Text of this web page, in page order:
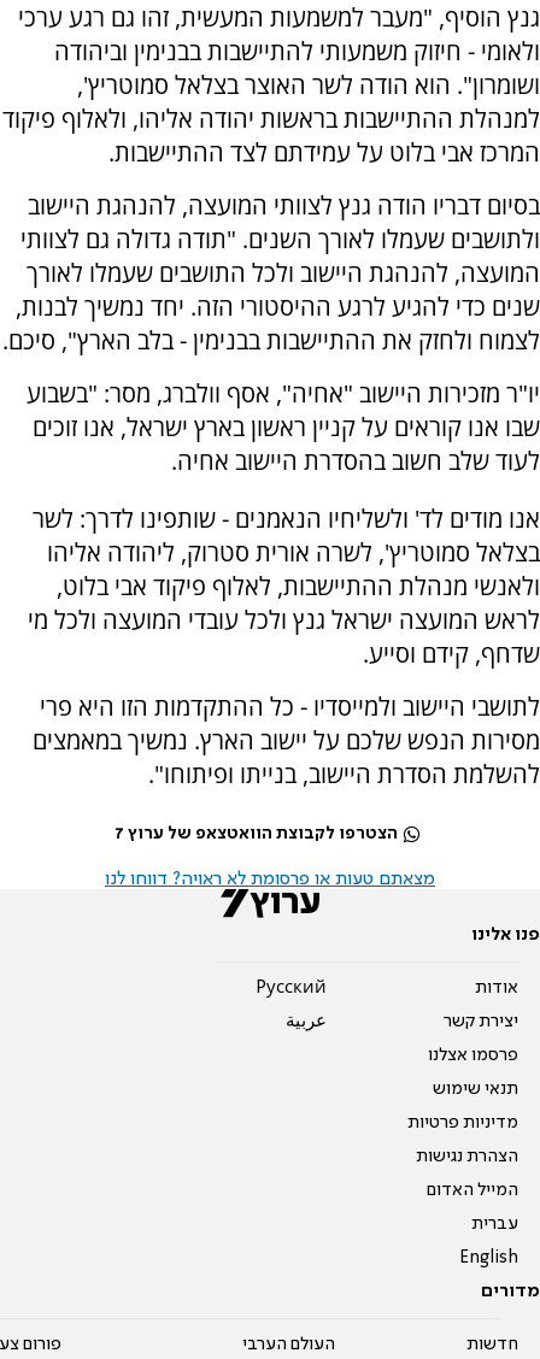
גנץ הוסיף, "מעבר למשמעות המעשית, זהו גם רגע ערכי
ולאומי - חיזוק משמעותי להתיישבות בבנימין וביהודה
ושומרון". הוא הודה לשר האוצר בצלאל סמוטריץ',
למנהלת ההתיישבות בראשות יהודה אליהו, ולאלוף פיקוד
המרכז אבי בלוט על עמידתם לצד ההתיישבות.
בסיום דבריו הודה גנץ לצוותי המועצה, להנהגת היישוב
ולתושבים שעמלו לאורך השנים. "תודה גדולה גם לצוותי
המועצה, להנהגת היישוב ולכל התושבים שעמלו לאורך
שנים כדי להגיע לרגע ההיסטורי הזה. יחד נמשיך לבנות,
לצמוח ולחזק את ההתיישבות בבנימין - בלב הארץ", סיכם.
יו"ר מזכירות היישוב "אחיה", אסף וולברג, מסר: "בשבוע
שבו אנו קוראים על קניין ראשון בארץ ישראל, אנו זוכים
לעוד שלב חשוב בהסדרת היישוב אחיה.
אנו מודים לד' ולשליחיו הנאמנים - שותפינו לדרך: לשר
בצלאל סמוטריץ', לשרה אורית סטרוק, ליהודה אליהו
ולאנשי מנהלת ההתיישבות, לאלוף פיקוד אבי בלוט,
לראש המועצה ישראל גנץ ולכל עובדי המועצה ולכל מי
שדחף, קידם וסייע.
לתושבי היישוב ולמייסדיו - כל ההתקדמות הזו היא פרי
מסירות הנפש שלכם על יישוב הארץ. נמשיך במאמצים
להשלמת הסדרת היישוב, בנייתו ופיתוחו".
הצטרפו לקבוצת הוואטצאפ של ערוץ 7
מצאתם טעות או פרסומת לא ראויה? דווחו לנו
פנו אלינו
אודות
יצירת קשר
פרסמו אצלנו
תנאי שימוש
מדיניות פרטיות
הצהרת נגישות
המייל האדום
עברית
English
Pусский
عربية
מדורים
חדשות העולם הערבי פורום